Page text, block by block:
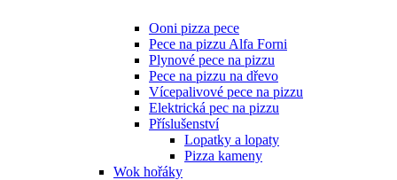
Ooni pizza pece
Pece na pizzu Alfa Forni
Plynové pece na pizzu
Pece na pizzu na dřevo
Vícepalivové pece na pizzu
Elektrická pec na pizzu
Příslušenství
Lopatky a lopaty
Pizza kameny
Wok hořáky